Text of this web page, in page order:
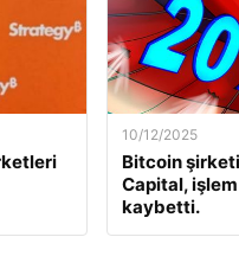
10/12/2025
Bitcoin
Capital,
kaybetti.